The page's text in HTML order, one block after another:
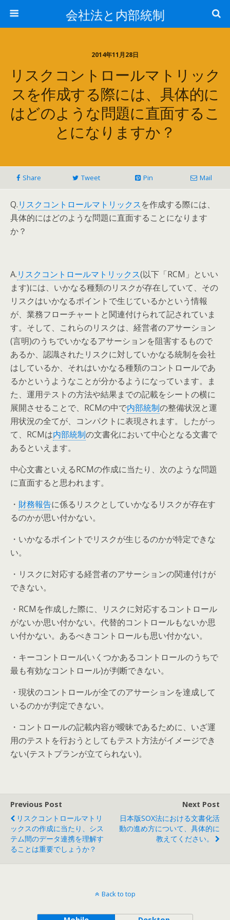
会社法と内部統制
2014年11月28日
リスクコントロールマトリック
スを作成する際には、具体的に
はどのような問題に直面するこ
とになりますか？
Share Tweet Pin Mail
Q.リスクコントロールマトリックスを作成する際には、
具体的にはどのような問題に直面することになります
か？
A.リスクコントロールマトリックス(以下「RCM」といい
ます)には、いかなる種類のリスクが存在していて、その
リスクはいかなるポイントで生じているかという情報
が、業務フローチャートと関連付けられて記されていま
す。そして、これらのリスクは、経営者のアサーション
(言明)のうちでいかなるアサーションを阻害するもので
あるか、認識されたリスクに対していかなる統制を会社
はしているか、それはいかなる種類のコントロールであ
るかというようなことが分かるようになっています。ま
た、運用テストの方法や結果までの記載をシートの横に
展開させることで、RCMの中で内部統制の整備状況と運
用状況の全てが、コンパクトに表現されます。したがっ
て、RCMは内部統制の文書化において中心となる文書で
あるといえます。
中心文書といえるRCMの作成に当たり、次のような問題
に直面すると思われます。
・ 財務報告に係るリスクとしていかなるリスクが存在す
るのかが思い付かない。
・いかなるポイントでリスクが生じるのかが特定できな
い。
・リスクに対応する経営者のアサーションの関連付けが
できない。
・RCMを作成した際に、リスクに対応するコントロール
がないか思い付かない。代替的コントロールもないか思
い付かない。あるべきコントロールも思い付かない。
・キーコントロール(いくつかあるコントロールのうちで
最も有効なコントロール)が判断できない。
・現状のコントロールが全てのアサーションを達成して
いるのかが判定できない。
・コントロールの記載内容が曖昧であるために、いざ運
用のテストを行おうとしてもテスト方法がイメージでき
ない(テストプランが立てられない)。
Previous Post
リスクコントロールマトリ
ックスの作成に当たり、シス
テム間のデータ連携を理解す
ることは重要でしょうか？
Next Post
日本版SOX法における文書化活
動の進め方について、具体的に
教えてください。
Back to top